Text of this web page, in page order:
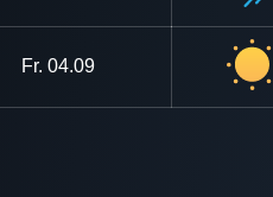
Fr. 04.09